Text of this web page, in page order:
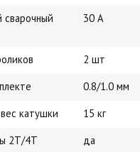
30 А
2 шт
0.8/1.0 мм
катушки
15 кг
2Т/4Т
да